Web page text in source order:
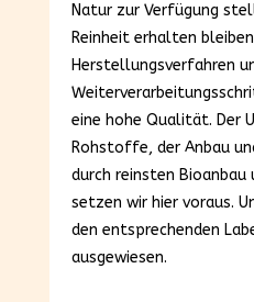
Natur zur Verfügung
Reinheit erhalten
Herstellungsverfahren
eine hohe Qualität. Der
Rohstoffe, der Anbau
durch reinsten
setzen wir hier voraus.
den entsprechenden
ausgewiesen.